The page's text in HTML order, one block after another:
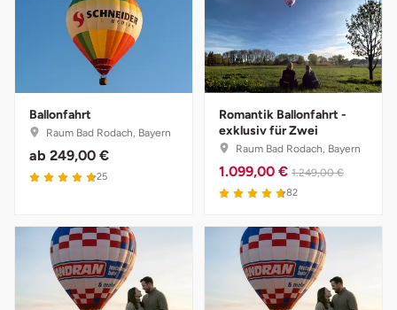
Ballonfahrt
Raum Bad Rodach, Bayern
ab 249,00 €
25
Romantik Ballonfahrt -
exklusiv für Zwei
Raum Bad Rodach, Bayern
1.099,00 € 1.249,00 €
82
Meiningen
Mettingen
Moers
Mönchengladbach
München